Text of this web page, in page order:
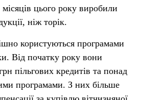
цього року виробили
ніж торік.
користуються програмами
Від початку року вони
пільгових кредитів та понад
програмами. З них більше